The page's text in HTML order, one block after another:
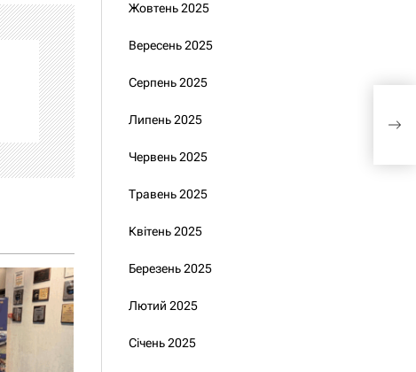
Жовтень 2025
Вересень 2025
Серпень 2025
Липень 2025
Червень 2025
Травень 2025
Квітень 2025
Березень 2025
Лютий 2025
Січень 2025